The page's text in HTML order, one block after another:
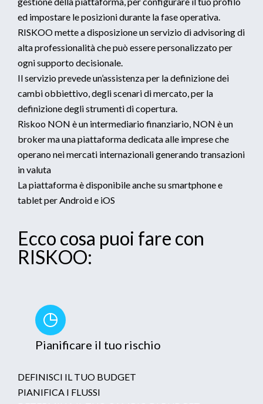
ed impostare le posizioni durante la fase operativa.
RISKOO mette a disposizione un servizio di advisoring di
alta professionalità che può essere personalizzato per
ogni supporto decisionale.
Il servizio prevede un’assistenza per la definizione dei
cambi obbiettivo, degli scenari di mercato, per la
definizione degli strumenti di copertura.
Riskoo NON è un intermediario finanziario, NON è un
broker ma una piattaforma dedicata alle imprese che
operano nei mercati internazionali generando transazioni
in valuta
La piattaforma è disponibile anche su smartphone e
tablet per Android e iOS
Ecco cosa puoi fare con
RISKOO:
Pianificare il tuo rischio
DEFINISCI IL TUO BUDGET
PIANIFICA I FLUSSI